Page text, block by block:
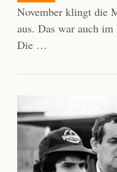
November klingt die
aus. Das war auch
Die …